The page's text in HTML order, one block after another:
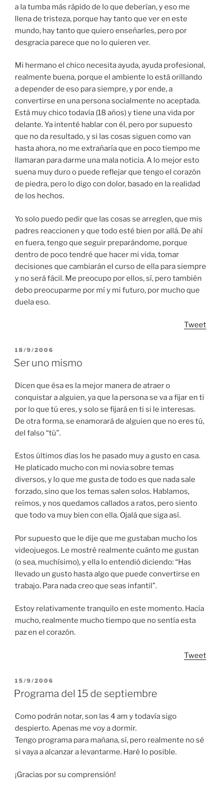
a la tumba más rápido de lo que deberían, y eso me
llena de tristeza, porque hay tanto que ver en este
mundo, hay tanto que quiero enseñarles, pero por
desgracia parece que no lo quieren ver.
Mi hermano el chico necesita ayuda, ayuda profesional,
realmente buena, porque el ambiente lo está orillando
a depender de eso para siempre, y por ende, a
convertirse en una persona socialmente no aceptada.
Está muy chico todavía (18 años) y tiene una vida por
delante. Ya intenté hablar con él, pero por supuesto
que no da resultado, y si las cosas siguen como van
hasta ahora, no me extrañaría que en poco tiempo me
llamaran para darme una mala noticia. A lo mejor esto
suena muy duro o puede reflejar que tengo el corazón
de piedra, pero lo digo con dolor, basado en la realidad
de los hechos.
Yo solo puedo pedir que las cosas se arreglen, que mis
padres reaccionen y que todo esté bien por allá. De ahí
en fuera, tengo que seguir preparándome, porque
dentro de poco tendré que hacer mi vida, tomar
decisiones que cambiarán el curso de ella para siempre
y no será fácil. Me preocupo por ellos, sí, pero también
debo preocuparme por mí y mi futuro, por mucho que
duela eso.
Tweet
POSTED
ON
18/9/2006
Ser uno mismo
Dicen que ésa es la mejor manera de atraer o
conquistar a alguien, ya que la persona se va a fijar en ti
por lo que tú eres, y solo se fijará en ti si le interesas.
De otra forma, se enamorará de alguien que no eres tú,
del falso “tú”.
Estos últimos días los he pasado muy a gusto en casa.
He platicado mucho con mi novia sobre temas
diversos, y lo que me gusta de todo es que nada sale
forzado, sino que los temas salen solos. Hablamos,
reímos, y nos quedamos callados a ratos, pero siento
que todo va muy bien con ella. Ojalá que siga así.
Por supuesto que le dije que me gustaban mucho los
videojuegos. Le mostré realmente cuánto me gustan
(o sea, muchísimo), y ella lo entendió diciendo: “Has
llevado un gusto hasta algo que puede convertirse en
trabajo. Para nada creo que seas infantil”.
Estoy relativamente tranquilo en este momento. Hacía
mucho, realmente mucho tiempo que no sentía esta
paz en el corazón.
Tweet
POSTED
ON
15/9/2006
Programa del 15 de septiembre
Como podrán notar, son las 4 am y todavía sigo
despierto. Apenas me voy a dormir.
Tengo programa para mañana, sí, pero realmente no sé
si vaya a alcanzar a levantarme. Haré lo posible.
¡Gracias por su comprensión!